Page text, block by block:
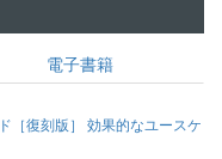
電子書籍
［復刻版］ 効果的なユースケ